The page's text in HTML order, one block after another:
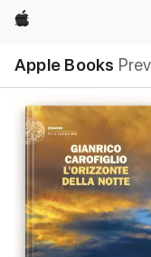
Apple
Apple Books
lokaal
navigatiemenu